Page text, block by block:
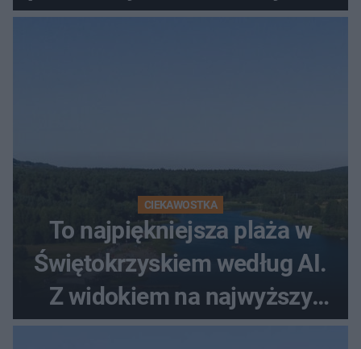
CIEKAWOSTKA
To najpiękniejsza plaża w
Świętokrzyskiem według AI.
Z widokiem na najwyższy
szczyt Gór Świętokrzyskich